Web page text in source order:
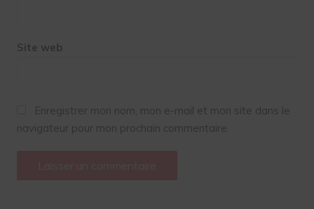
Site web
Enregistrer mon nom, mon e-mail et mon site dans le
navigateur pour mon prochain commentaire.